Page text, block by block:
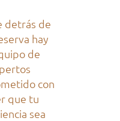
detrás de
hay
de
con
que tu
sea